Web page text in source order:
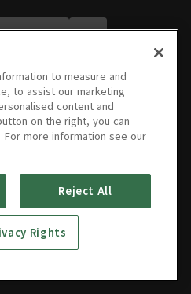
to measure and
to assist our marketing
content and
on the right, you can
more information see our
Reject All
Rights